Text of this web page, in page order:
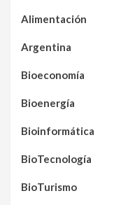
Alimentación
Argentina
Bioeconomía
Bioenergía
Bioinformática
BioTecnología
BioTurismo